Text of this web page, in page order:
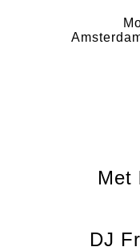
Met
DJ